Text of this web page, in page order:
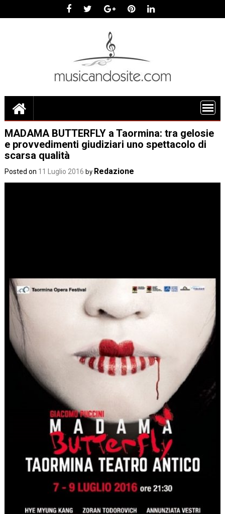
MADAMA BUTTERFLY a Taormina: tra gelosie
e provvedimenti giudiziari uno spettacolo di
scarsa qualità
Posted on 11 Luglio 2016 by Redazione